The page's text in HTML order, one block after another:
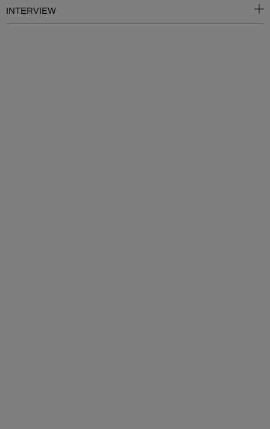
INTERVIEW